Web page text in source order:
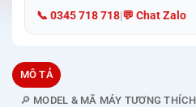
📞 0345 718 718|💬 Chat Zalo
MÔ TẢ
🔎 MODEL & MÃ MÁY TƯƠNG THÍCH